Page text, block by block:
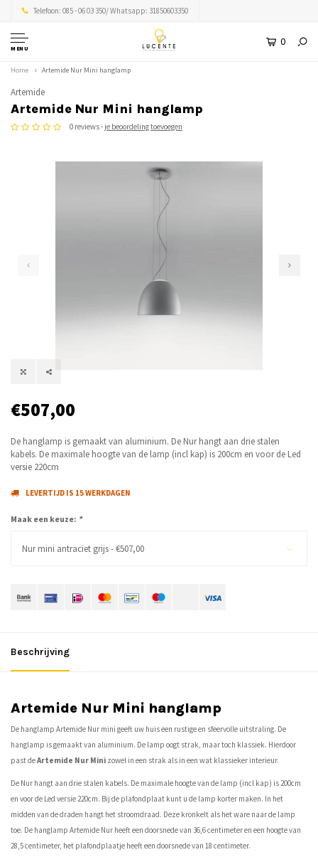
Telefoon: 085 - 06 03 350/ Whatsapp: 31850603350
MENU
0
Home Artemide Nur Mini hanglamp
Artemide
Artemide Nur Mini hanglamp
0 reviews - je beoordeling toevoegen
€507,00
De hanglamp is gemaakt van aluminium. De Nur hangt aan drie stalen
kabels. De maximale hoogte van de lamp (incl kap) is 200cm en voor de Led
versie 220cm
LEVERTIJD IS 15 WERKDAGEN
Maak een keuze: *
Nur mini antraciet grijs - €507,00
Beschrijving
Artemide Nur Mini hanglamp
De hanglamp Artemide Nur mini geeft uw huis een rustige en sfeervolle uitstraling. De
hanglamp is gemaakt van aluminium. De lamp oogt strak, maar toch klassiek. Hierdoor
past deArtemide Nur Mini zowel in een strak als in een wat klassieker interieur.
De Nur hangt aan drie stalen kabels. De maximale hoogte van de lamp (incl kap) is 200cm
en voor de Led versie 220cm. Bij de plafondplaat kunt u de lamp korter maken. In het
midden van de draden hangt het stroomdraad. Deze kronkelt als het ware naar de lamp
toe. De hanglamp Artemide Nur heeft een doorsnede van 36,6 centimeter en een hoogte van
28,5 centimeter, het plafondplaatje heeft een doorsnede van 18 centimeter.